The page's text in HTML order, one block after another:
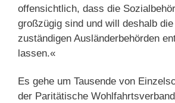
offensichtlich, dass die
großzügig sind und will deshalb
zuständigen Ausländerbehörden
lassen.«
Es gehe um Tausende von
der Paritätische